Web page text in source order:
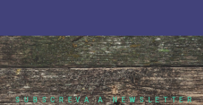
SUBSCREVA A NEWSLETTER